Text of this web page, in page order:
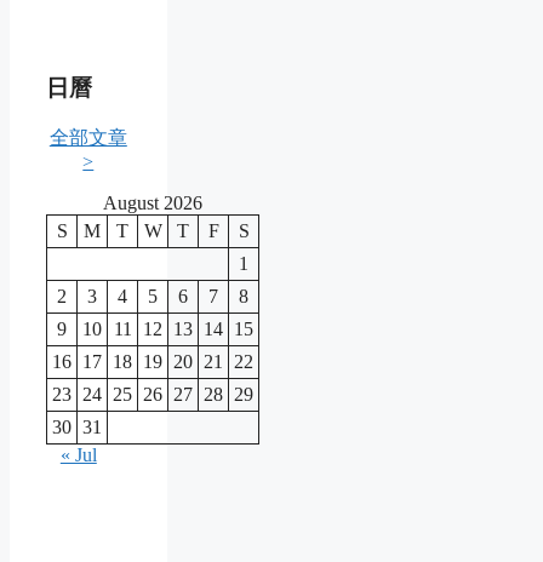
日曆
全部文章
>
August 2026
S
M T W T F
S
1
2
3 4 5 6 7
8
9
10 11 12 13 14 15
16 17 18 19 20 21
22
23 24 25 26 27 28 29
30 31
« Jul